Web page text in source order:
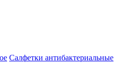
Салфетки антибактериальные